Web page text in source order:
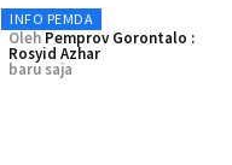
INFO PEMDA
Oleh Pemprov Gorontalo :
Rosyid Azhar
baru saja